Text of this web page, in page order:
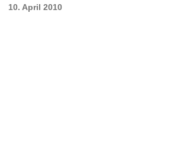
10. April 2010